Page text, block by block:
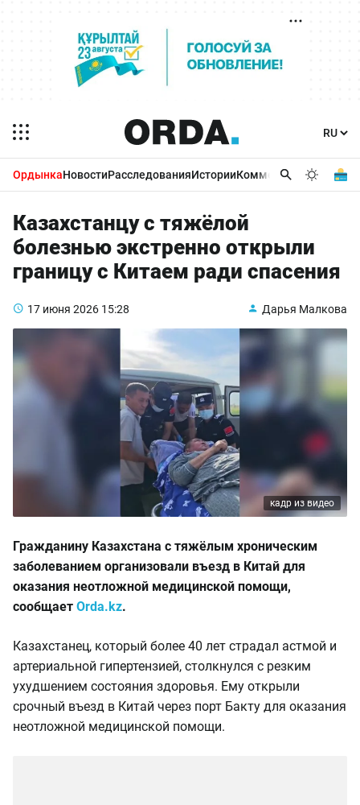
ОрдынкаНовостиРасследованияИсторииКомментарииБизнес
Казахстанцу с тяжёлой
болезнью экстренно открыли
границу с Китаем ради спасения
17 июня 2026 15:28 Дарья Малкова
кадр из видео
Гражданину Казахстана с тяжёлым хроническим
заболеванием организовали въезд в Китай для
оказания неотложной медицинской помощи,
сообщает Orda.kz.
Казахстанец, который более 40 лет страдал астмой и
артериальной гипертензией, столкнулся с резким
ухудшением состояния здоровья. Ему открыли
срочный въезд в Китай через порт Бакту для оказания
неотложной медицинской помощи.